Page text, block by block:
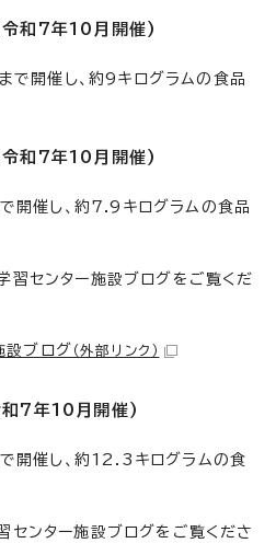
令和7年10月開催)
開催し、約9キログラムの食品
令和7年10月開催)
催し、約7.9キログラムの食品
習センター施設ブログをご覧くだ
設ブログ （外部リンク）
和7年10月開催)
開催し、約12.3キログラムの食
センター施設ブログをご覧くださ